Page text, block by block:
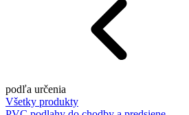
podľa určenia
Všetky produkty